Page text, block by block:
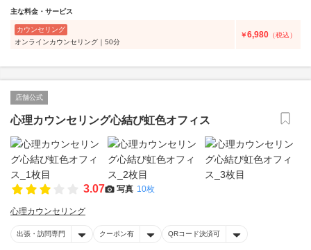
主な料金・サービス
カウンセリング
オンラインカウンセリング｜50分
￥6,980 （税込）
店舗公式
心理カウンセリング心結び虹色オフィス
3.07 写真 10枚
心理カウンセリング
出張・訪問専門 クーポン有 QRコード決済可